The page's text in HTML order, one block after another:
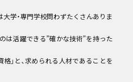
学・専門学校問わずたくさんありま
は活躍できる”確かな技術”を持った
」と、求められる人材であることを